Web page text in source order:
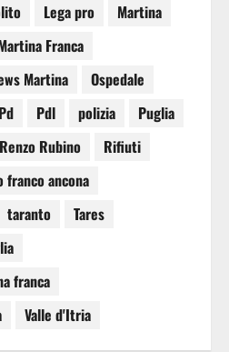
Lega pro
Martina
Franca
Martina
Ospedale
Pd Pdl polizia
Puglia
Renzo Rubino
Rifiuti
franco ancona
taranto
Tares
franca
Valle d'Itria